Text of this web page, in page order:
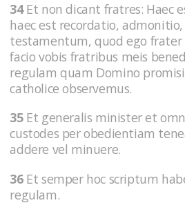
34Et non dicant fratres: Haec
haec est recordatio,
testamentum, quod ego frater
facio vobis fratribus meis
regulam quam Domino
catholice observemus.
35Et generalis minister et
custodes per obedientiam
addere vel minuere.
36Et semper hoc scriptum
regulam.